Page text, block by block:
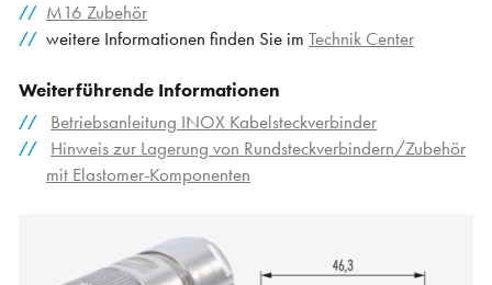
M16 Zubehör
weitere Informationen finden Sie im Technik Center
Weiterführende Informationen
Betriebsanleitung INOX Kabelsteckverbinder
Hinweis zur Lagerung von Rundsteckverbindern/Zubehör
mit Elastomer-Komponenten